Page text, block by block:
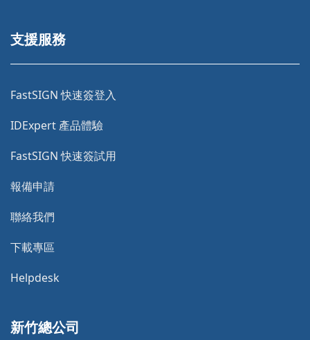
支援服務
FastSIGN 快速簽登入
IDExpert 產品體驗
FastSIGN 快速簽試用
報備申請
聯絡我們
下載專區
Helpdesk
新竹總公司